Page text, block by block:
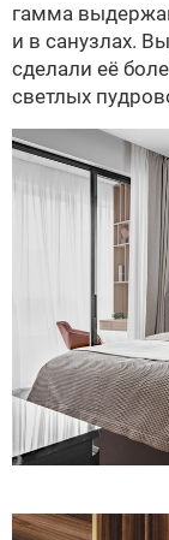
гамма
и в санузлах.
сделали её
светлых